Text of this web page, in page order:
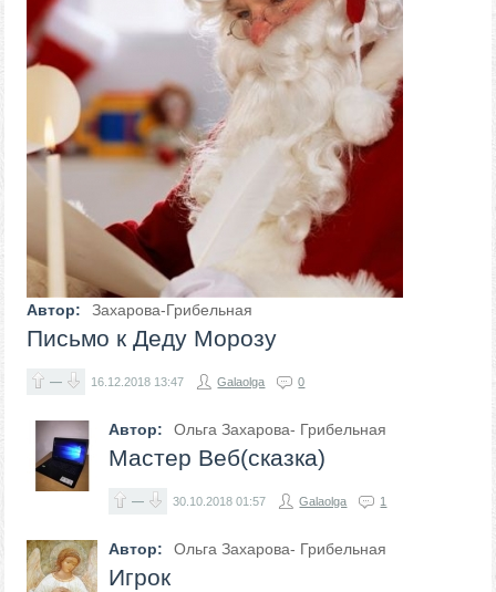
Автор: Захарова-Грибельная
Письмо к Деду Морозу
— 16.12.2018 13:47 Galaolga 0
Автор: Ольга Захарова- Грибельная
Мастер Веб(сказка)
— 30.10.201801:57 Galaolga 1
Автор: Ольга Захарова- Грибельная
Игрок